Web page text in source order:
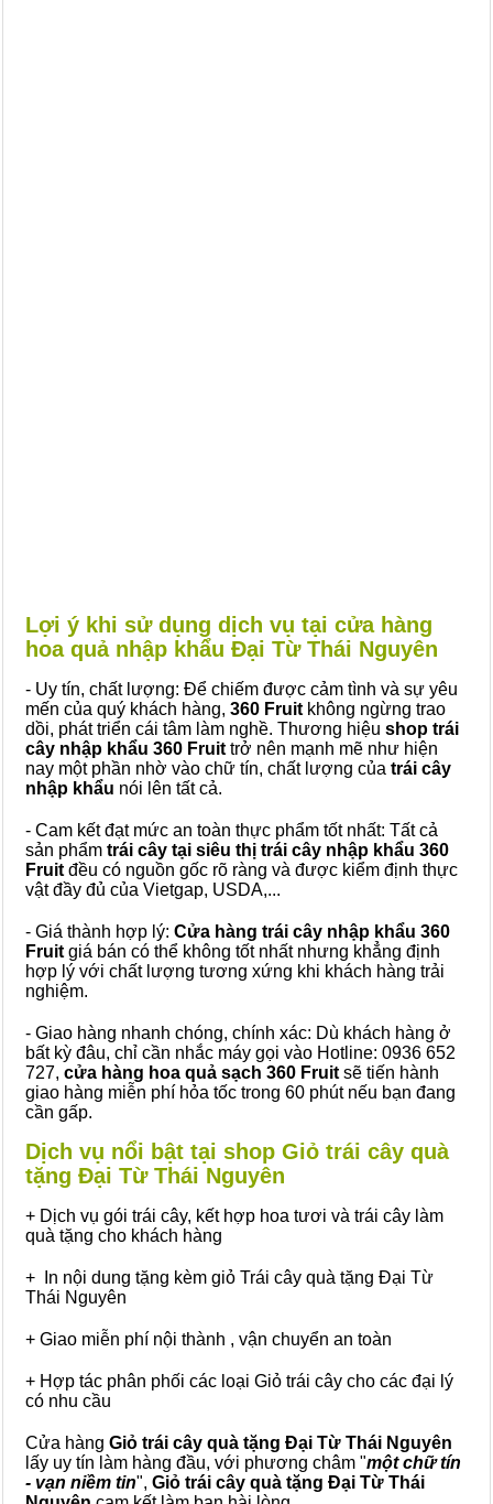
Lợi ý khi sử dụng dịch vụ tại cửa hàng
hoa quả nhập khẩu Đại Từ Thái Nguyên
- Uy tín, chất lượng: Để chiếm được cảm tình và sự yêu
mến của quý khách hàng, 360 Fruit không ngừng trao
dồi, phát triển cái tâm làm nghề. Thương hiệu shop trái
cây nhập khẩu 360 Fruit trở nên mạnh mẽ như hiện
nay một phần nhờ vào chữ tín, chất lượng của trái cây
nhập khẩu nói lên tất cả.
- Cam kết đạt mức an toàn thực phẩm tốt nhất: Tất cả
sản phẩm trái cây tại siêu thị trái cây nhập khẩu 360
Fruit đều có nguồn gốc rõ ràng và được kiểm định thực
vật đầy đủ của Vietgap, USDA,...
- Giá thành hợp lý: Cửa hàng trái cây nhập khẩu 360
Fruit giá bán có thể không tốt nhất nhưng khẳng định
hợp lý với chất lượng tương xứng khi khách hàng trải
nghiệm.
- Giao hàng nhanh chóng, chính xác: Dù khách hàng ở
bất kỳ đâu, chỉ cần nhắc máy gọi vào Hotline: 0936 652
727, cửa hàng hoa quả sạch 360 Fruit sẽ tiến hành
giao hàng miễn phí hỏa tốc trong 60 phút nếu bạn đang
cần gấp.
Dịch vụ nổi bật tại shop Giỏ trái cây quà
tặng Đại Từ Thái Nguyên
+ Dịch vụ gói trái cây, kết hợp hoa tươi và trái cây làm
quà tặng cho khách hàng
+ In nội dung tặng kèm giỏ Trái cây quà tặng Đại Từ
Thái Nguyên
+ Giao miễn phí nội thành , vận chuyển an toàn
+ Hợp tác phân phối các loại Giỏ trái cây cho các đại lý
có nhu cầu
Cửa hàng Giỏ trái cây quà tặng Đại Từ Thái Nguyên
lấy uy tín làm hàng đầu, với phương châm "một chữ tín
- vạn niềm tin", Giỏ trái cây quà tặng Đại Từ Thái